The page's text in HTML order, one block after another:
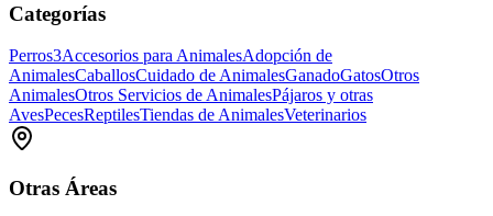
Categorías
Perros3Accesorios para AnimalesAdopción de
AnimalesCaballosCuidado de AnimalesGanadoGatosOtros
AnimalesOtros Servicios de AnimalesPájaros y otras
AvesPecesReptilesTiendas de AnimalesVeterinarios
Otras Áreas